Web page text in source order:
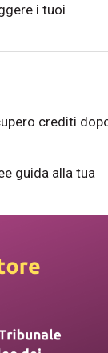
i tuoi
crediti
guida alla tua